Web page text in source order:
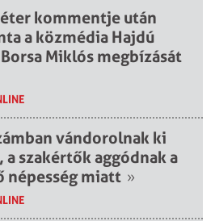
kommentje után
a közmédia Hajdú
Miklós megbízását
vándorolnak ki
a szakértők aggódnak a
népesség miatt »